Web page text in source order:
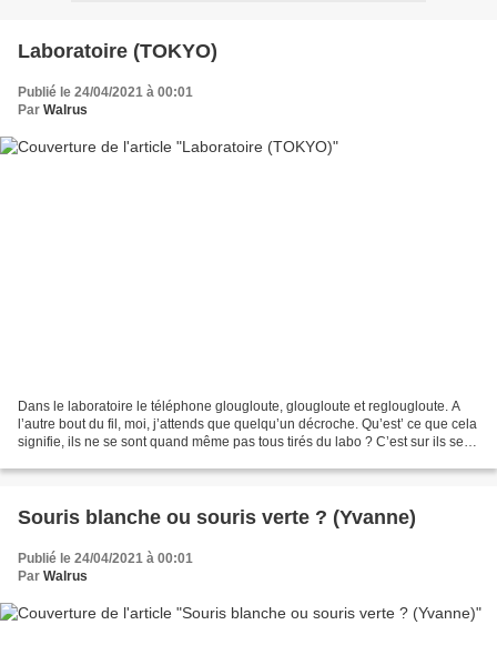
Laboratoire (TOKYO)
Publié le 24/04/2021 à 00:01
Par Walrus
Dans le laboratoire le téléphone glougloute, glougloute et reglougloute. A
l’autre bout du fil, moi, j’attends que quelqu’un décroche. Qu’est’ ce que cela
signifie, ils ne se sont quand même pas tous tirés du labo ? C’est sur ils se
Souris blanche ou souris verte ? (Yvanne)
Publié le 24/04/2021 à 00:01
Par Walrus